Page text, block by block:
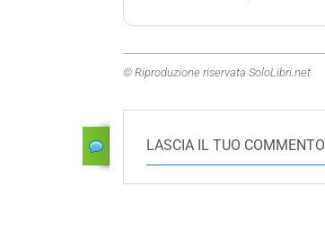
© Riproduzione riservata SoloLibri.net
LASCIA IL TUO COMMENTO